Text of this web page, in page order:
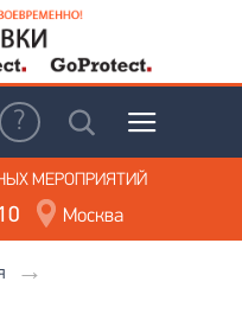
МЕРОПРИЯТИЙ
Москва